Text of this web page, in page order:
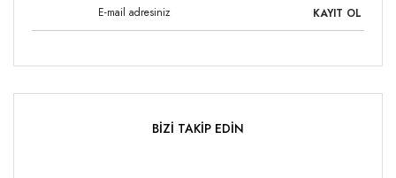
KAYIT OL
BİZİ TAKİP EDİN